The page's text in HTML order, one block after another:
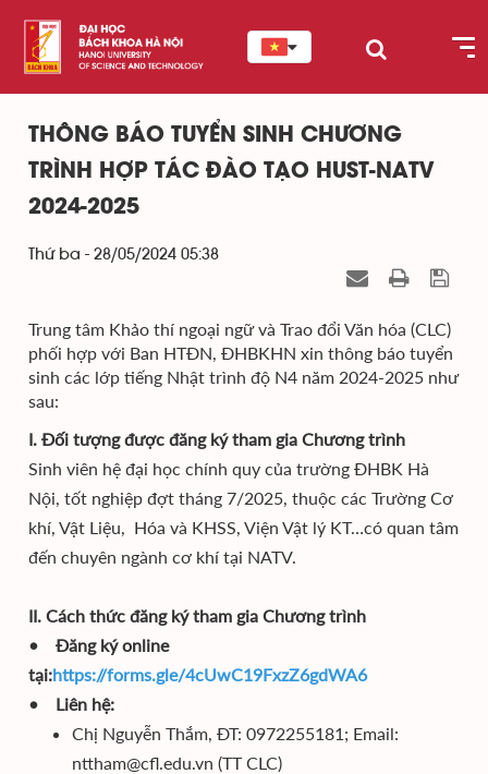
THÔNG BÁO TUYỂN SINH CHƯƠNG
TRÌNH HỢP TÁC ĐÀO TẠO HUST-NATV
2024-2025
Thứ ba - 28/05/2024 05:38
Trung tâm Khảo thí ngoại ngữ và Trao đổi Văn hóa (CLC)
phối hợp với Ban HTĐN, ĐHBKHN xin thông báo tuyển
sinh các lớp tiếng Nhật trình độ N4 năm 2024-2025 như
sau:
I. Đối tượng được đăng ký tham gia Chương trình
Sinh viên hệ đại học chính quy của trường ĐHBK Hà
Nội, tốt nghiệp đợt tháng 7/2025, thuộc các Trường Cơ
khí, Vật Liệu, Hóa và KHSS, Viện Vật lý KT…có quan tâm
đến chuyên ngành cơ khí tại NATV.
II. Cách thức đăng ký tham gia Chương trình
• Đăng ký online
tại:https://forms.gle/4cUwC19FxzZ6gdWA6
• Liên hệ:
Chị Nguyễn Thắm, ĐT: 0972255181; Email:
nttham@cfl.edu.vn (TT CLC)